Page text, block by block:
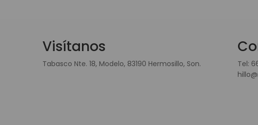
Visítanos
Tabasco Nte. 18, Modelo, 83190 Hermosillo, Son. Tel: